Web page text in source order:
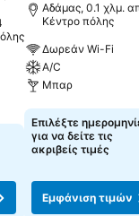
Αδάμας, 0.1 χλμ.
Κέντρο πόλης
Δωρεάν Wi-Fi
A/C
Μπαρ
Εμφάνιση τιμών
Επιλέξτε
για να δείτε τις
ακριβείς τιμές
Εμφάνιση τιμών